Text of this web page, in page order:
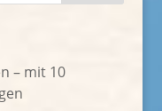
– mit 10